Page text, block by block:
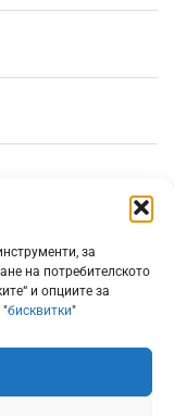
за
на потребителското
и опциите за
"бисквитки"
20% ДДС